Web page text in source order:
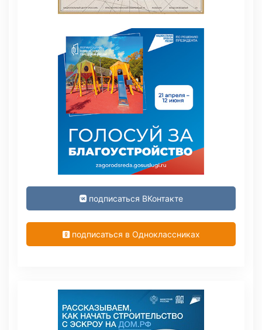
подписаться ВКонтакте
подписаться в Одноклассниках